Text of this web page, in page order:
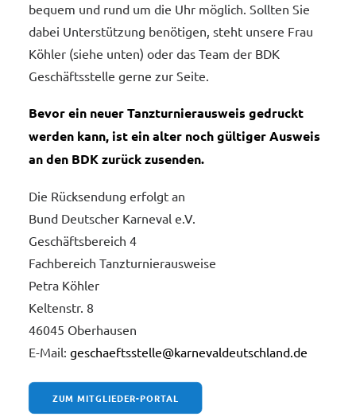
bequem und rund um die Uhr möglich. Sollten Sie
dabei Unterstützung benötigen, steht unsere Frau
Köhler (siehe unten) oder das Team der BDK
Geschäftsstelle gerne zur Seite.
Bevor ein neuer Tanzturnierausweis gedruckt
werden kann, ist ein alter noch gültiger Ausweis
an den BDK zurück zusenden.
Die Rücksendung erfolgt an
Bund Deutscher Karneval e.V.
Geschäftsbereich 4
Fachbereich Tanzturnierausweise
Petra Köhler
Keltenstr. 8
46045 Oberhausen
E-Mail: geschaeftsstelle@karnevaldeutschland.de
ZUM MITGLIEDER-PORTAL